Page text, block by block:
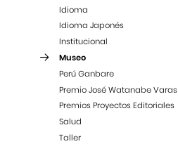
Idioma
Idioma Japonés
Institucional
Museo
Perú Ganbare
Premio José Watanabe Varas
Premios Proyectos Editoriales
Salud
Taller